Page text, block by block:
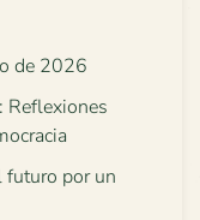
de 2026
Reflexiones
futuro por un